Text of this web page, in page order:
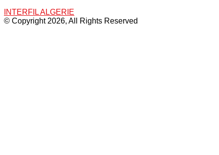
INTERFIL ALGERIE
© Copyright 2026, All Rights Reserved